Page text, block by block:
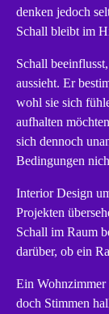
denken jedoch
Schall bleibt im
Schall
aussieht. Er
wohl sie sich
aufhalten
sich dennoch
Bedingungen
Interior Design
Projekten
Schall im Raum
darüber, ob ein
Ein Wohnzimmer
doch Stimmen